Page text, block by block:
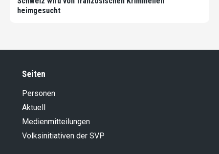
heimgesucht
Seiten
Personen
Aktuell
Medienmitteilungen
Volksinitiativen der SVP